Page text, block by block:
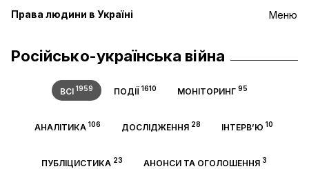
Меню
Права людини в Україні
Російсько-українська війна
ВСІ 1959 ПОДІЇ 1610 МОНІТОРИНГ 95
АНАЛІТИКА 106 ДОСЛІДЖЕННЯ 28 ІНТЕРВ’Ю 10
ПУБЛІЦИСТИКА 23 АНОНСИ ТА ОГОЛОШЕННЯ3